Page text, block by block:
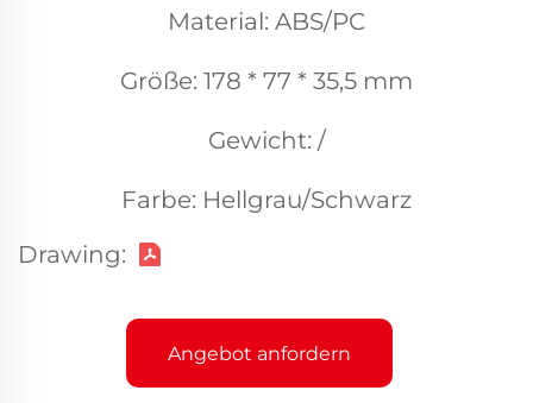
Material: ABS/PC
Größe: 178 * 77 * 35,5 mm
Gewicht: /
Farbe: Hellgrau/Schwarz
Drawing:
Angebot anfordern